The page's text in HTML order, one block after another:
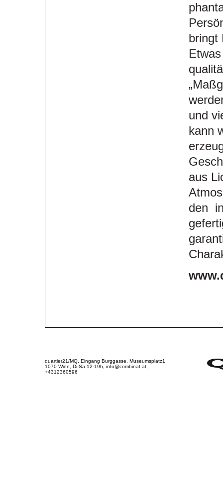
bringt
und
kann
aus
den
quartier21/MQ, Eingang Burggasse, Museumsplatz1
1070 Wien, Di-Sa 12-19h, info@combinat.at,
+4312360596